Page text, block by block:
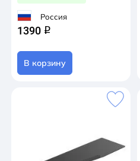
Россия
1390 q
В корзину